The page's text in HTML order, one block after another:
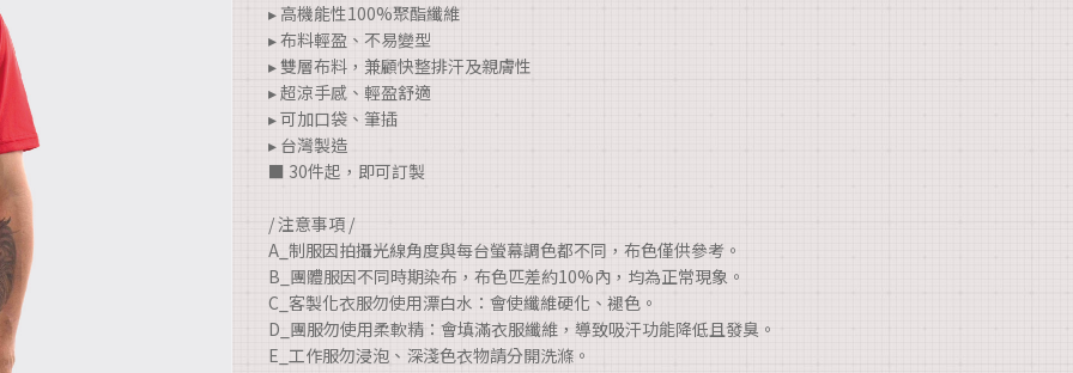
▸ 高機能性100%聚酯纖維
▸ 布料輕盈、不易變型
▸ 雙層布料，兼顧快整排汗及親膚性
▸ 超涼手感、輕盈舒適
▸ 可加口袋、筆插
▸ 台灣製造
■ 30件起，即可訂製
/ 注意事項 /
A_制服因拍攝光線角度與每台螢幕調色都不同，布色僅供參考。
B_團體服因不同時期染布，布色匹差約10%內，均為正常現象。
C_客製化衣服勿使用漂白水：會使纖維硬化、褪色。
D_團服勿使用柔軟精：會填滿衣服纖維，導致吸汗功能降低且發臭。
E_工作服勿浸泡、深淺色衣物請分開洗滌。